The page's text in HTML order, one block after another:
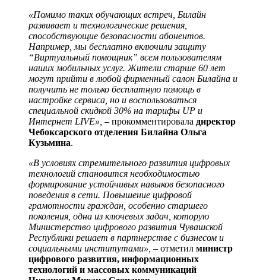
«Помимо таких обучающих встреч, Билайн
развивает и технологические решения,
способствующие безопасности абонентов.
Например, мы бесплатно включили защиту
“Виртуальный помощник” всем пользователям
наших мобильных услуг. Жители старше 60 лет
могут прийти в любой фирменный салон Билайна и
получить не только бесплатную помощь в
настройке сервиса, но и воспользоваться
специальной скидкой 30% на тарифы UP и
Интернет LIVE», – прокомментировала директор
Чебоксарского отделения Билайна Ольга
Кузьмина.
«В условиях стремительного развития цифровых
технологий становится необходимостью
формирование устойчивых навыков безопасного
поведения в сети. Повышение цифровой
грамотности граждан, особенно старшего
поколения, одна из ключевых задач, которую
Министерство цифрового развития Чувашской
Республики решает в партнерстве с бизнесом и
социальными институтами», – отметил министр
цифрового развития, информационных
технологий и массовых коммуникаций